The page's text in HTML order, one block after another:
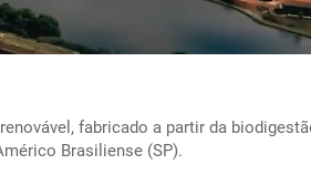
fabricado a partir da
Brasiliense (SP).